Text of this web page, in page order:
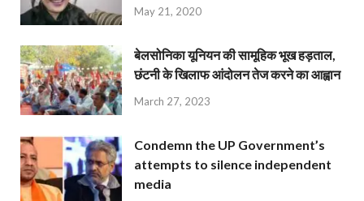
May 21, 2020
बेलसोनिका यूनियन की सामूहिक भूख हड़ताल,
छंटनी के खिलाफ आंदोलन तेज करने का आह्वान
March 27, 2023
Condemn the UP Government’s
attempts to silence independent
media